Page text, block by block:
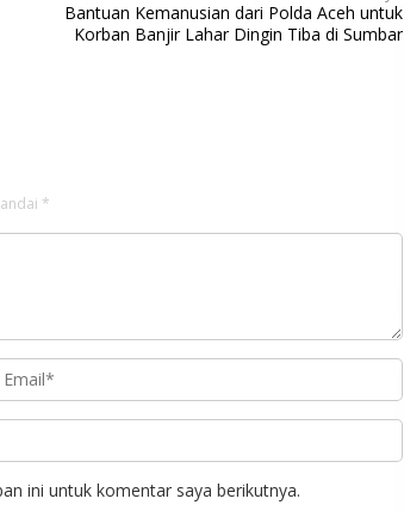
Bantuan Kemanusian dari Polda Aceh untuk
Korban Banjir Lahar Dingin Tiba di Sumbar
*
ini untuk komentar saya berikutnya.